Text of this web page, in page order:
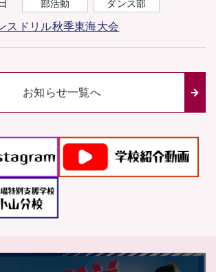
部活動 ダンス部
スドリル秋季東海大会
お知らせ一覧へ